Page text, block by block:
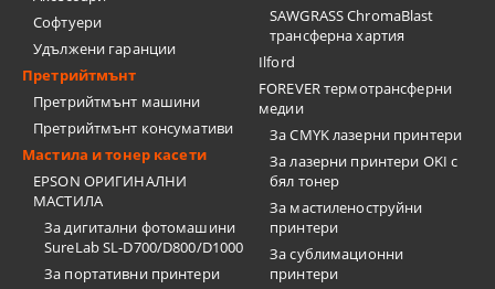
Софтуери
Удължени гаранции
Претрийтмънт
Претрийтмънт машини
Претрийтмънт консумативи
Мастила и тонер касети
EPSON ОРИГИНАЛНИ
МАСТИЛА
За дигитални фотомашини
SureLab SL-D700/D800/D1000
За портативни принтери
SAWGRASS ChromaBlast
трансферна хартия
Ilford
FOREVER термотрансферни
медии
За CMYK лазерни принтери
За лазерни принтери OKI с
бял тонер
За мастиленоструйни
принтери
За сублимационни
принтери